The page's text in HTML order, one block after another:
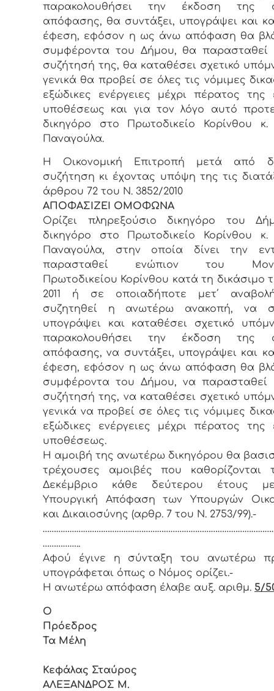
παρακολουθήσει την έκδοση της
απόφασης, θα συντάξει, υπογράψει και
έφεση, εφόσον η ως άνω απόφαση θα
συμφέροντα του Δήμου, θα παρασταθεί
συζήτησή της, θα καταθέσει σχετικό
γενικά θα προβεί σε όλες τις νόμιμες
εξώδικες ενέργειες μέχρι πέρατος της
υποθέσεως και για τον λόγο αυτό
δικηγόρο στο Πρωτοδικείο Κορίνθου κ.
Παναγούλα.
Η Οικονομική Επιτροπή μετά από
συζήτηση κι έχοντας υπόψη της τις
άρθρου 72 του Ν. 3852/2010
ΑΠΟΦΑΣΙΖΕΙ ΟΜΟΦΩΝΑ
Ορίζει πληρεξούσιο δικηγόρο του
δικηγόρο στο Πρωτοδικείο Κορίνθου κ.
Παναγούλα, στην οποία δίνει την
παρασταθεί ενώπιον του
Πρωτοδικείου Κορίνθου κατά τη δικάσιμο
2011 ή σε οποιαδήποτε μετ΄
συζητηθεί η ανωτέρω ανακοπή, να
υπογράψει και καταθέσει σχετικό
παρακολουθήσει την έκδοση της
απόφασης, να συντάξει, υπογράψει και
έφεση, εφόσον η ως άνω απόφαση θα
συμφέροντα του Δήμου, να παρασταθεί
συζήτησή της, να καταθέσει σχετικό
γενικά να προβεί σε όλες τις νόμιμες
εξώδικες ενέργειες μέχρι πέρατος της
υποθέσεως.
Η αμοιβή της ανωτέρω δικηγόρου θα
τρέχουσες αμοιβές που καθορίζονται
Δεκέμβριο κάθε δεύτερου έτους
Υπουργική Απόφαση των Υπουργών
και Δικαιοσύνης (αρθρ. 7 του Ν. 2753/99).-
……………..
Αφού έγινε η σύνταξη του ανωτέρω
υπογράφεται όπως ο Νόμος ορίζει.-
Η ανωτέρω απόφαση έλαβε αυξ. αριθμ. 5/
Ο
Τα Μέλη
Κεφάλας Σταύρος
ΑΛΕΞΑΝΔΡΟΣ Μ.